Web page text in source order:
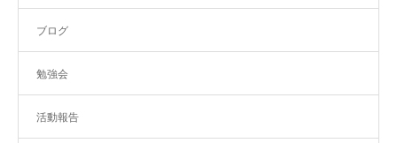
ブログ
勉強会
活動報告